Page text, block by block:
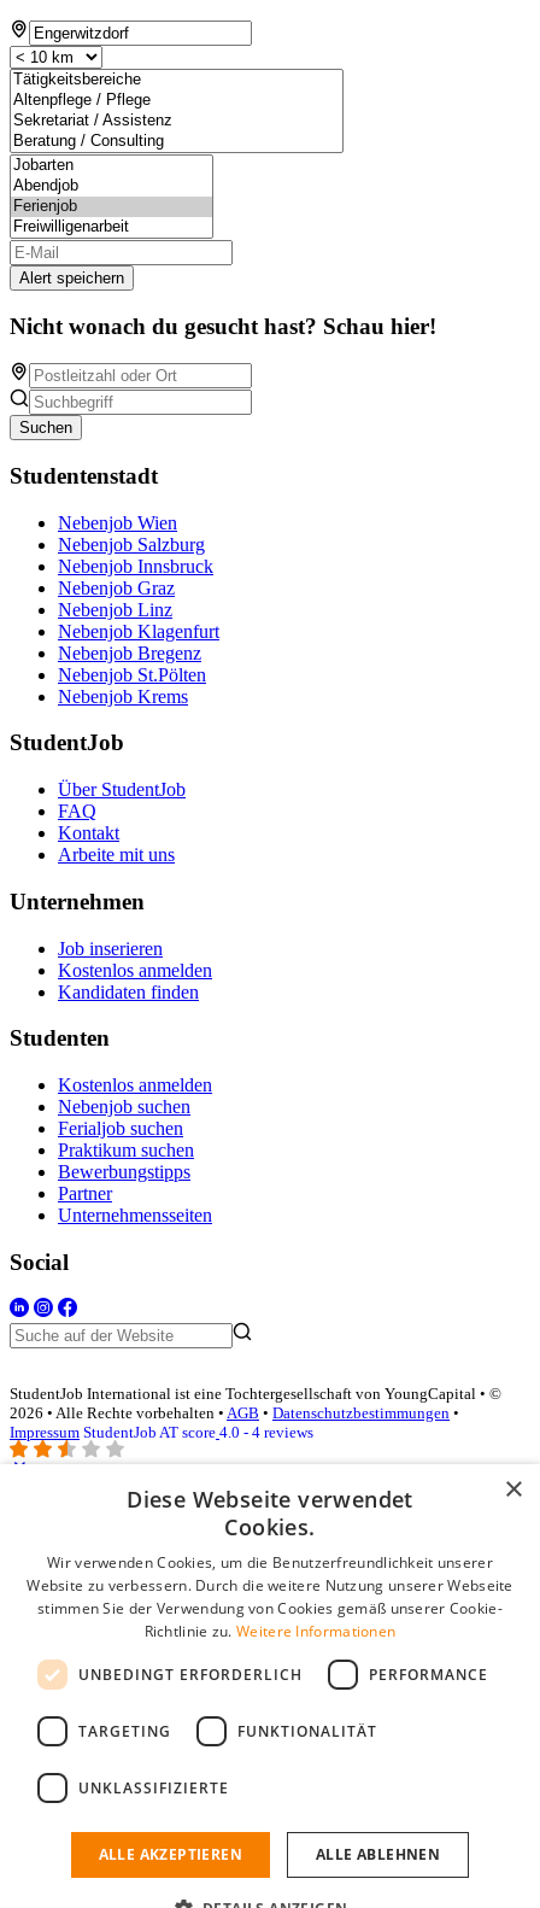
Alert speichern
Nicht wonach du gesucht hast? Schau hier!
Suchen
Studentenstadt
Nebenjob Wien
Nebenjob Salzburg
Nebenjob Innsbruck
Nebenjob Graz
Nebenjob Linz
Nebenjob Klagenfurt
Nebenjob Bregenz
Nebenjob St.Pölten
Nebenjob Krems
StudentJob
Über StudentJob
FAQ
Kontakt
Arbeite mit uns
Unternehmen
Job inserieren
Kostenlos anmelden
Kandidaten finden
Studenten
Kostenlos anmelden
Nebenjob suchen
Ferialjob suchen
Praktikum suchen
Bewerbungstipps
Partner
Unternehmensseiten
Social
StudentJob International ist eine Tochtergesellschaft von YoungCapital • ©
2026 • Alle Rechte vorbehalten • AGB • Datenschutzbestimmungen •
Impressum StudentJob AT score 4.0 - 4 reviews
Login für Unternehmen
E-Mail*
Passwort
Angemeldet bleiben
Passwort vergessen?
Kostenloses Unternehmensprofil
Wenn Sie sich registriert haben, können Sie ein Unternehmensprofil
passenden Mitarbeiter zu finden.
×
Diese Webseite verwendet
Cookies.
Wir verwenden Cookies, um die Benutzerfreundlichkeit unserer
Website zu verbessern. Durch die weitere Nutzung unserer Webseite
stimmen Sie der Verwendung von Cookies gemäß unserer Cookie-
Richtlinie zu. Weitere Informationen
UNBEDINGT ERFORDERLICH PERFORMANCE
TARGETING FUNKTIONALITÄT
UNKLASSIFIZIERTE
ALLE AKZEPTIEREN ALLE ABLEHNEN